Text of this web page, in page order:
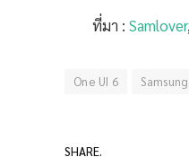
ที่มา : Samlover,
One UI 6 Samsung
SHARE.